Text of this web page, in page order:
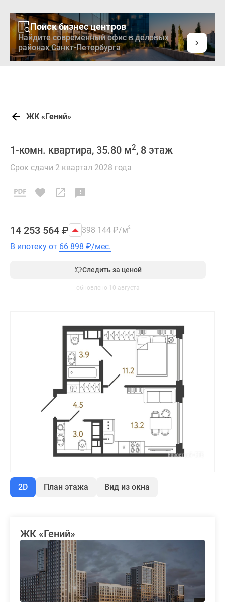
Поиск бизнес центров
Найдите современный офис в деловых
районах Санкт-Петербурга
ЖК «Гений»
1-комн. квартира, 35.80 м2, 8 этаж
Срок сдачи 2 квартал 2028 года
14 253 564 ₽ 398 144 ₽/м2
В ипотеку от 66 898 ₽/мес.
Следить за ценой
обновлено 10 августа
2D План этажа Вид из окна
ЖК «Гений»